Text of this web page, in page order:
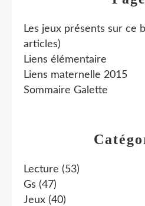
Lecture (53)
Gs (47)
Jeux (40)
Les jeux présents sur ce
articles)
Liens élémentaire
Liens maternelle 2015
Sommaire Galette